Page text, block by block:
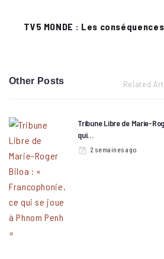
TV5 MONDE : Les
Other Posts Related
Tribune Libre de Marie-
qui…
2 semaines ago